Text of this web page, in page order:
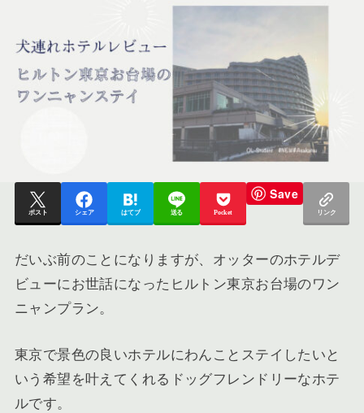
ポスト シェア はてブ 送る Pocket
Save
リンク
だいぶ前のことになりますが、オッターのホテルデ
ビューにお世話になったヒルトン東京お台場のワン
ニャンプラン。
東京で景色の良いホテルにわんことステイしたいと
いう希望を叶えてくれるドッグフレンドリーなホテ
ルです。